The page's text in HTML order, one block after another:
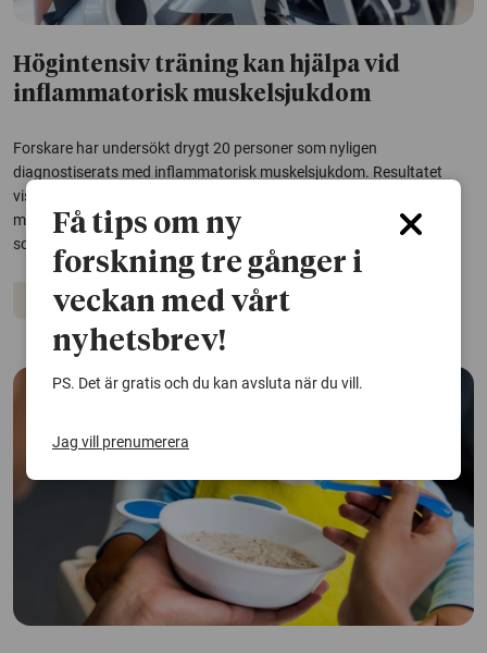
Högintensiv träning kan hjälpa vid
inflammatorisk muskelsjukdom
Forskare har undersökt drygt 20 personer som nyligen
diagnostiserats med inflammatorisk muskelsjukdom. Resultatet
visar att högintensiv intervallträning förbättrar kondition och
musklernas uthållighet mer än traditionella hemträningsprogram
som oftast används i behandlingen.
Autoimmuna sjukdomar Träning
Få tips om ny
forskning tre gånger i
veckan med vårt
nyhetsbrev!
PS. Det är gratis och du kan avsluta när du vill.
Jag vill prenumerera